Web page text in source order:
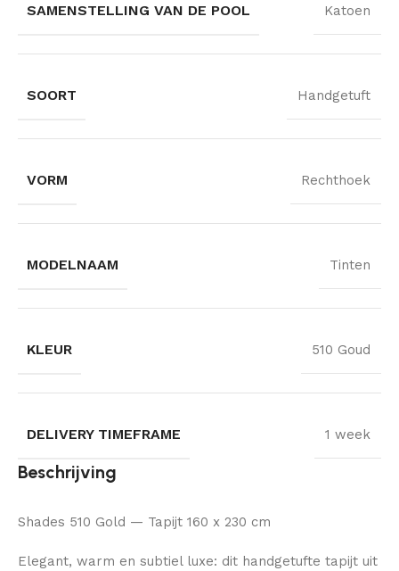
SAMENSTELLING VAN DE POOL Katoen
SOORT Handgetuft
VORM Rechthoek
MODELNAAM Tinten
KLEUR 510 Goud
DELIVERY TIMEFRAME 1 week
Beschrijving
Shades 510 Gold — Tapijt 160 x 230 cm
Elegant, warm en subtiel luxe: dit handgetufte tapijt uit